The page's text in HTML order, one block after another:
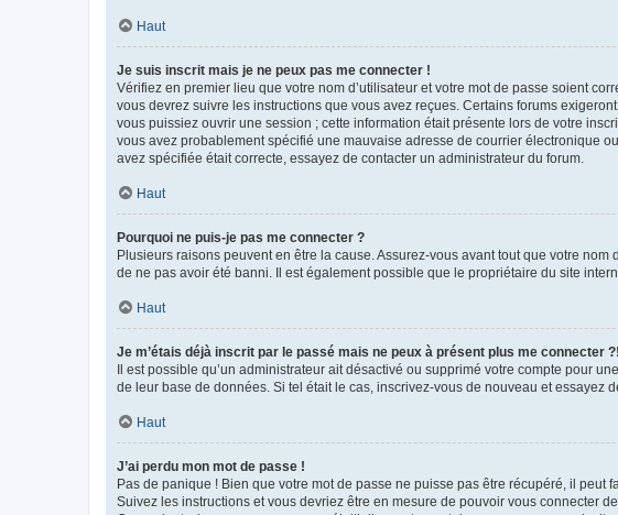
Haut
Je suis inscrit mais je ne peux pas me connecter !
Vérifiez en premier lieu que votre nom d’utilisateur et votre mot de passe soient
vous devrez suivre les instructions que vous avez reçues. Certains forums
vous puissiez ouvrir une session ; cette information était présente lors de votre
vous avez probablement spécifié une mauvaise adresse de courrier électronique
avez spécifiée était correcte, essayez de contacter un administrateur du forum.
Haut
Pourquoi ne puis-je pas me connecter ?
Plusieurs raisons peuvent en être la cause. Assurez-vous avant tout que votre
de ne pas avoir été banni. Il est également possible que le propriétaire du site
Haut
Je m’étais déjà inscrit par le passé mais ne peux à présent plus me connecter ?!
Il est possible qu’un administrateur ait désactivé ou supprimé votre compte pour
de leur base de données. Si tel était le cas, inscrivez-vous de nouveau et essayez
Haut
J’ai perdu mon mot de passe !
Pas de panique ! Bien que votre mot de passe ne puisse pas être récupéré, il peut
Suivez les instructions et vous devriez être en mesure de pouvoir vous connecter